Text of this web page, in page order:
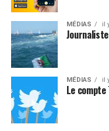
MÉDIAS il
MÉDIAS il
Le compte